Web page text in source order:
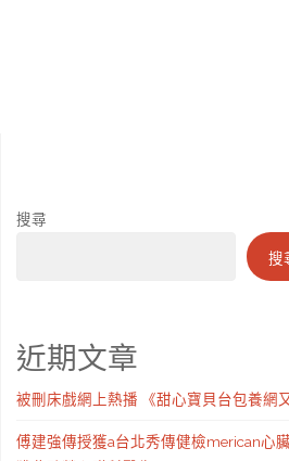
搜尋
搜
近期文章
被刪床戲網上熱播 《甜心寶貝台包養網
傅建強傳授獲a台北秀傳健檢merican心